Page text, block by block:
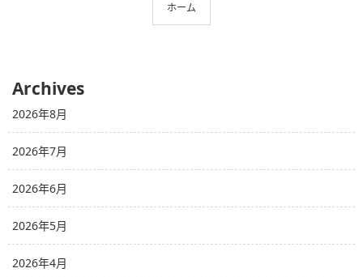
ホーム
Archives
2026年8月
2026年7月
2026年6月
2026年5月
2026年4月